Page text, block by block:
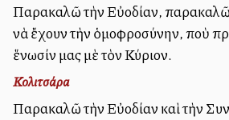
Παρακαλῶ τὴν Εὐοδίαν, παρακαλῶ
νὰ ἔχουν τὴν ὁμοφροσύνην, ποὺ
ἕνωσίν μας μὲ τὸν Κύριον.
Κολιτσάρα
Παρακαλῶ τὴν Εὐοδίαν καὶ τὴν